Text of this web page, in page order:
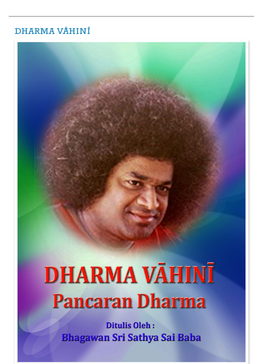
DHARMA VĀHINĪ